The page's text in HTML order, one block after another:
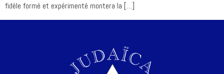
fidèle formé et expérimenté montera la […]